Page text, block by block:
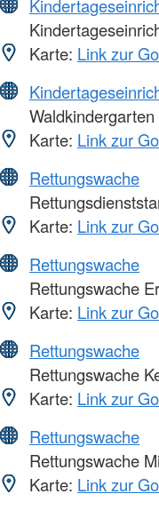
Karte: Link zur
Karte: Link zur
Rettungswache
Karte: Link zur
Rettungswache
Rettungswache
Karte: Link zur
Rettungswache
Rettungswache
Karte: Link zur
Rettungswache
Rettungswache
Karte: Link zur